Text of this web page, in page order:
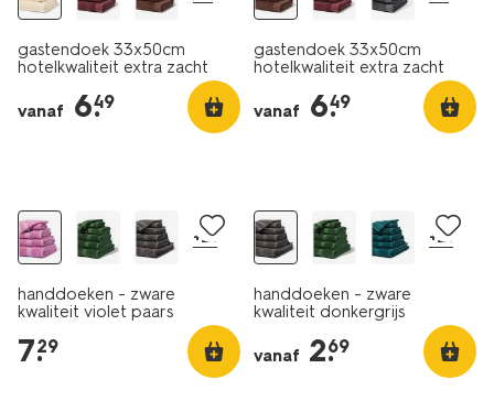
gastendoek 33x50cm
hotelkwaliteit extra zacht
vanaf
6.
49
gastendoek 33x50cm
hotelkwaliteit extra zacht
donkerbruin donkerbruin
vanaf
6.
49
+21
handdoeken - zware
kwaliteit violet paars
7.
29
+21
handdoeken - zware
kwaliteit donkergrijs
vanaf 2.
69